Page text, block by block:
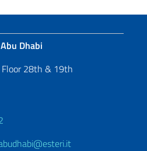
Dhabi
Floor 28th & 19th